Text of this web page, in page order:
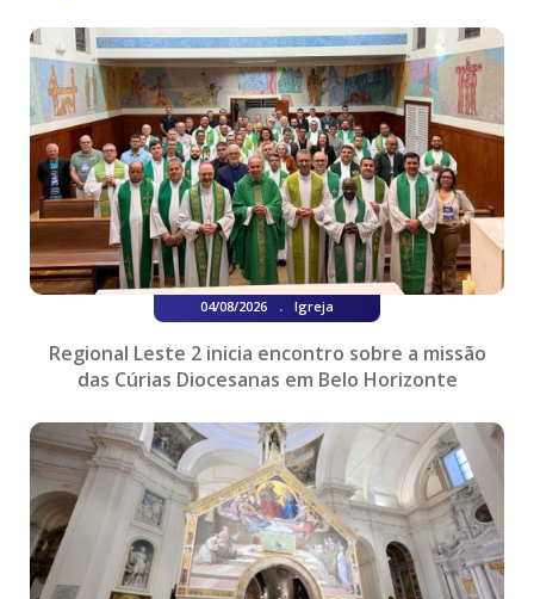
04/08/2026 . Igreja
Regional Leste 2 inicia encontro sobre a missão
das Cúrias Diocesanas em Belo Horizonte